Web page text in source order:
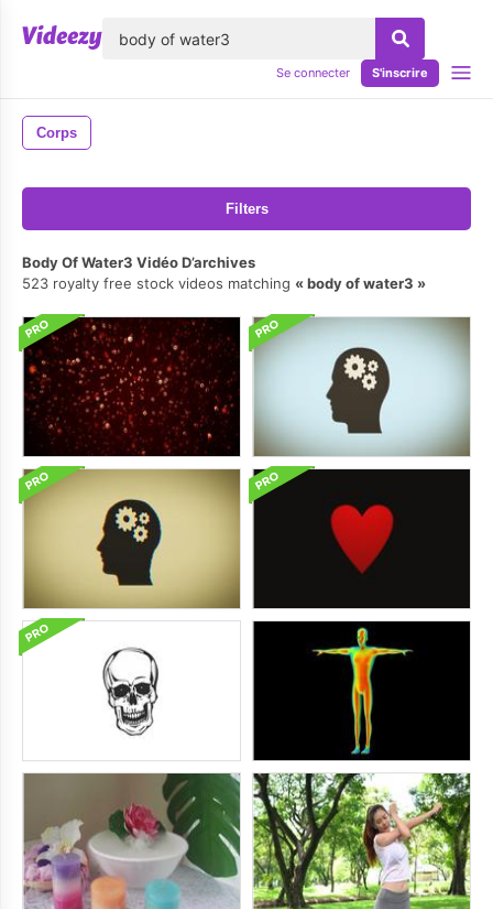
Se connecter S'inscrire
Corps
Filters
Body Of Water3 Vidéo D’archives
523 royalty free stock videos matching
body of water3